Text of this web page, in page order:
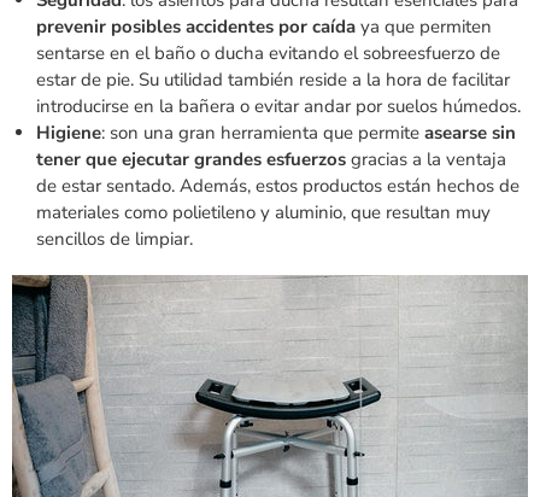
prevenir posibles accidentes por caída ya que permiten
sentarse en el baño o ducha evitando el sobreesfuerzo de
estar de pie. Su utilidad también reside a la hora de facilitar
introducirse en la bañera o evitar andar por suelos húmedos.
Higiene: son una gran herramienta que permite asearse sin
tener que ejecutar grandes esfuerzos gracias a la ventaja
de estar sentado. Además, estos productos están hechos de
materiales como polietileno y aluminio, que resultan muy
sencillos de limpiar.